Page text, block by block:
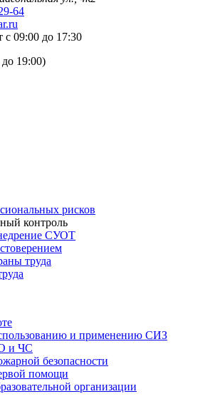
64
с 09:00 до 17:30
до 19:00)
рисков
контроль
СУОТ
труда
и применению СИЗ
и ЧС
безопасности
помощи
организации